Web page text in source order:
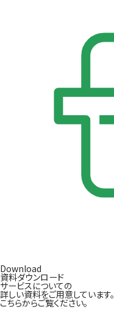
Download
資料ダウンロード
サービスについての
詳しい資料をご用意しています。
こちらからご覧ください。